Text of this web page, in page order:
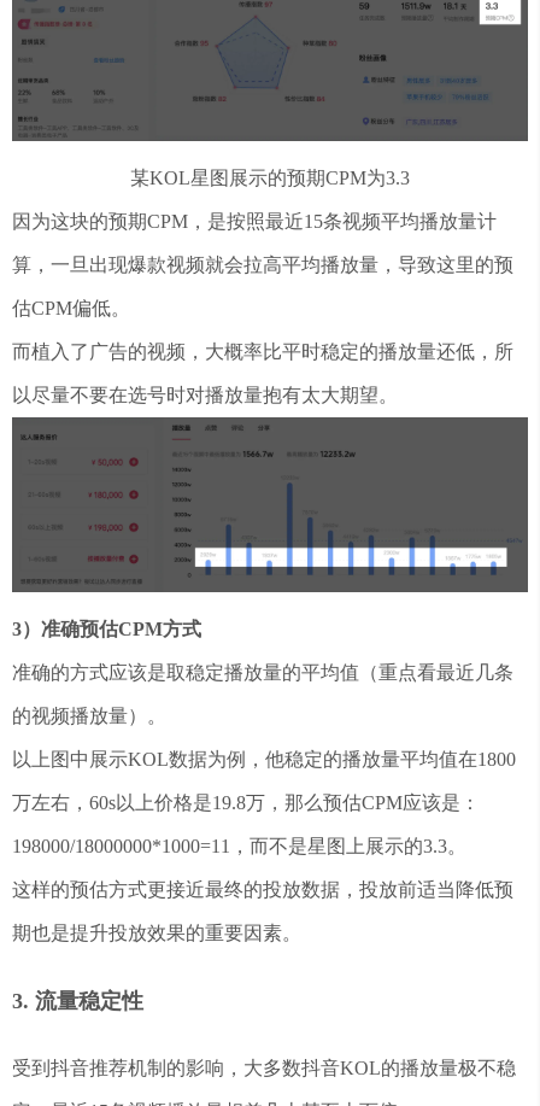
某KOL星图展示的预期CPM为3.3
因为这块的预期CPM，是按照最近15条视频平均播放量计
算，一旦出现爆款视频就会拉高平均播放量，导致这里的预
估CPM偏低。
而植入了广告的视频，大概率比平时稳定的播放量还低，所
以尽量不要在选号时对播放量抱有太大期望。
3）准确预估CPM方式
准确的方式应该是取稳定播放量的平均值（重点看最近几条
的视频播放量）。
以上图中展示KOL数据为例，他稳定的播放量平均值在1800
万左右，60s以上价格是19.8万，那么预估CPM应该是：
198000/18000000*1000=11，而不是星图上展示的3.3。
这样的预估方式更接近最终的投放数据，投放前适当降低预
期也是提升投放效果的重要因素。
3. 流量稳定性
受到抖音推荐机制的影响，大多数抖音KOL的播放量极不稳